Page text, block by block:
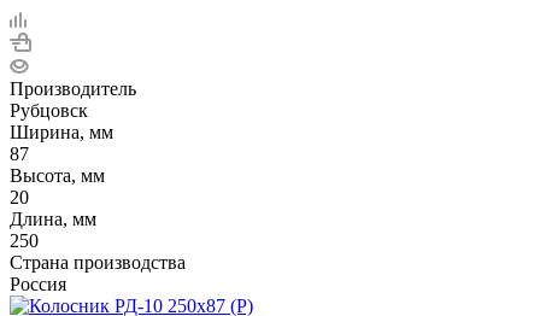
Производитель
Рубцовск
Ширина, мм
87
Высота, мм
20
Длина, мм
250
Страна производства
Россия